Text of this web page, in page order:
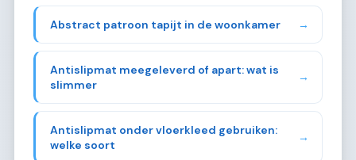
Abstract patroon tapijt in de woonkamer →
Antislipmat meegeleverd of apart: wat is
slimmer
→
Antislipmat onder vloerkleed gebruiken:
welke soort
→